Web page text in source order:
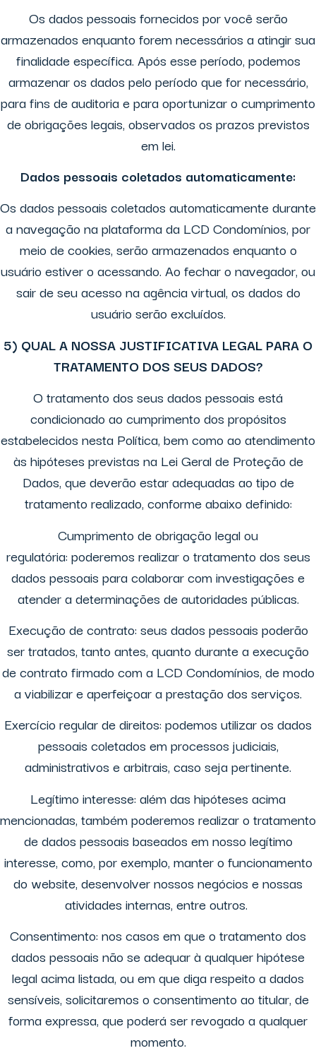
Os dados pessoais fornecidos por você serão
armazenados enquanto forem necessários a atingir sua
finalidade específica. Após esse período, podemos
armazenar os dados pelo período que for necessário,
para fins de auditoria e para oportunizar o cumprimento
de obrigações legais, observados os prazos previstos
em lei.
Dados pessoais coletados automaticamente:
Os dados pessoais coletados automaticamente durante
a navegação na plataforma da LCD Condomínios, por
meio de cookies, serão armazenados enquanto o
usuário estiver o acessando. Ao fechar o navegador, ou
sair de seu acesso na agência virtual, os dados do
usuário serão excluídos.
5) QUAL A NOSSA JUSTIFICATIVA LEGAL PARA O
TRATAMENTO DOS SEUS DADOS?
O tratamento dos seus dados pessoais está
condicionado ao cumprimento dos propósitos
estabelecidos nesta Política, bem como ao atendimento
às hipóteses previstas na Lei Geral de Proteção de
Dados, que deverão estar adequadas ao tipo de
tratamento realizado, conforme abaixo definido:
Cumprimento de obrigação legal ou
regulatória: poderemos realizar o tratamento dos seus
dados pessoais para colaborar com investigações e
atender a determinações de autoridades públicas.
Execução de contrato: seus dados pessoais poderão
ser tratados, tanto antes, quanto durante a execução
de contrato firmado com a LCD Condomínios, de modo
a viabilizar e aperfeiçoar a prestação dos serviços.
Exercício regular de direitos: podemos utilizar os dados
pessoais coletados em processos judiciais,
administrativos e arbitrais, caso seja pertinente.
Legítimo interesse: além das hipóteses acima
mencionadas, também poderemos realizar o tratamento
de dados pessoais baseados em nosso legítimo
interesse, como, por exemplo, manter o funcionamento
do website, desenvolver nossos negócios e nossas
atividades internas, entre outros.
Consentimento: nos casos em que o tratamento dos
dados pessoais não se adequar à qualquer hipótese
legal acima listada, ou em que diga respeito a dados
sensíveis, solicitaremos o consentimento ao titular, de
forma expressa, que poderá ser revogado a qualquer
momento.